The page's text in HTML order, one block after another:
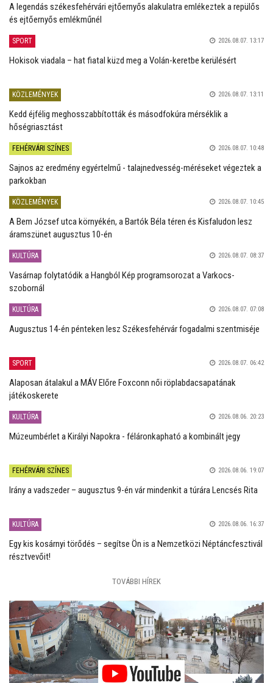
A legendás székesfehérvári ejtőernyős alakulatra emlékeztek a repülős
és ejtőernyős emlékműnél
SPORT 2026.08.07. 13:17
Hokisok viadala – hat fiatal küzd meg a Volán-keretbe kerülésért
KÖZLEMÉNYEK 2026.08.07. 13:11
Kedd éjfélig meghosszabbították és másodfokúra mérséklik a
hőségriasztást
FEHÉRVÁRI SZÍNES 2026.08.07. 10:48
Sajnos az eredmény egyértelmű - talajnedvesség-méréseket végeztek a
parkokban
KÖZLEMÉNYEK 2026.08.07. 10:45
A Bem József utca környékén, a Bartók Béla téren és Kisfaludon lesz
áramszünet augusztus 10-én
KULTÚRA 2026.08.07. 08:37
Vasárnap folytatódik a Hangból Kép programsorozat a Varkocs-
szobornál
KULTÚRA 2026.08.07. 07:08
Augusztus 14-én pénteken lesz Székesfehérvár fogadalmi szentmiséje
SPORT 2026.08.07. 06:42
Alaposan átalakul a MÁV Előre Foxconn női röplabdacsapatának
játékoskerete
KULTÚRA 2026.08.06. 20:23
Múzeumbérlet a Királyi Napokra - féláronkapható a kombinált jegy
FEHÉRVÁRI SZÍNES 2026.08.06. 19:07
Irány a vadszeder – augusztus 9-én vár mindenkit a túrára Lencsés Rita
KULTÚRA 2026.08.06. 16:37
Egy kis kosárnyi törődés – segítse Ön is a Nemzetközi Néptáncfesztivál
résztvevőit!
TOVÁBBI HÍREK